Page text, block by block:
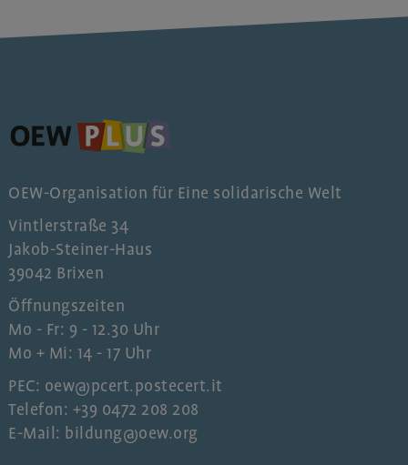
OEW-Organisation für Eine solidarische Welt
Vintlerstraße 34
Jakob-Steiner-Haus
39042 Brixen
Öffnungszeiten
Mo - Fr: 9 - 12.30 Uhr
Mo + Mi: 14 - 17 Uhr
PEC: oew@pcert.postecert.it
Telefon: +39 0472 208 208
E-Mail: bildung@oew.org